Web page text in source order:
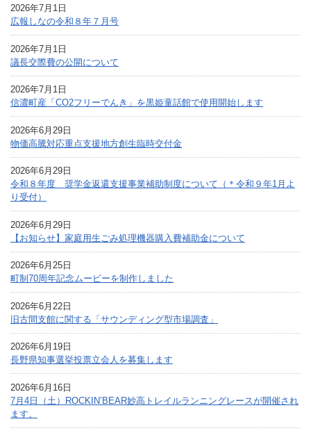
2026年7月1日
広報しなの令和８年７月号
2026年7月1日
議長交際費の公開について
2026年7月1日
信濃町産「CO2フリーでんき」を黒姫童話館で使用開始します
2026年6月29日
物価高騰対応重点支援地方創生臨時交付金
2026年6月29日
令和８年度 奨学金返還支援事業補助制度について（＊令和９年1月よ
り受付）
2026年6月29日
【お知らせ】家庭用生ごみ処理機器購入費補助金について
2026年6月25日
町制70周年記念ムービーを制作しました
2026年6月22日
旧古間支館に関する「サウンディング型市場調査」
2026年6月19日
長野県知事選挙投票立会人を募集します
2026年6月16日
7月4日（土）ROCKIN’BEAR妙高トレイルランニングレースが開催され
ます。